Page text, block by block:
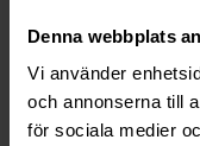
Denna webbplats
Vi använder
och annonserna till
för sociala medier